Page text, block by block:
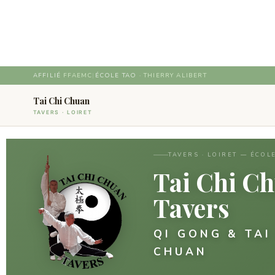
AFFILIÉ FFAEMC | ÉCOLE TAO · THIERRY ALIBERT
Tai Chi Chuan
TAVERS · LOIRET
TAVERS · LOIRET —
Tai Chi
Tavers
QI GONG &
CHUAN